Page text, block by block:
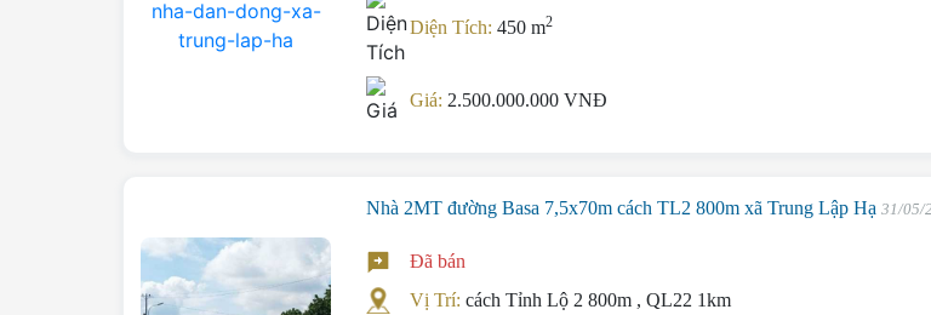
Diện Tích:450 m2
Giá: 2.500.000.000 VNĐ
Nhà 2MT đường Basa 7,5x70m cách TL2 800m xã Trung Lập Hạ31/05/
Đã bán
Vị Trí:cách Tỉnh Lộ 2 800m , QL22 1km